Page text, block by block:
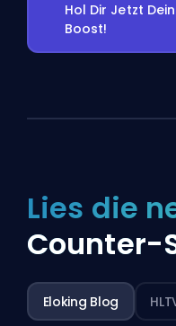
Hol Dir Jetzt
Boost!
Lies die
Counter-
Eloking Blog